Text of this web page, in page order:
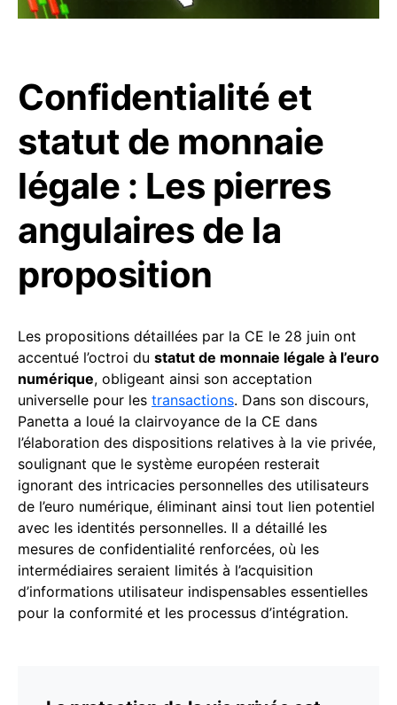
Confidentialité et
statut de monnaie
légale : Les pierres
angulaires de la
proposition
Les propositions détaillées par la CE le 28 juin ont
accentué l’octroi du statut de monnaie légale à l’euro
numérique, obligeant ainsi son acceptation
universelle pour les transactions. Dans son discours,
Panetta a loué la clairvoyance de la CE dans
l’élaboration des dispositions relatives à la vie privée,
soulignant que le système européen resterait
ignorant des intricacies personnelles des utilisateurs
de l’euro numérique, éliminant ainsi tout lien potentiel
avec les identités personnelles. Il a détaillé les
mesures de confidentialité renforcées, où les
intermédiaires seraient limités à l’acquisition
d’informations utilisateur indispensables essentielles
pour la conformité et les processus d’intégration.